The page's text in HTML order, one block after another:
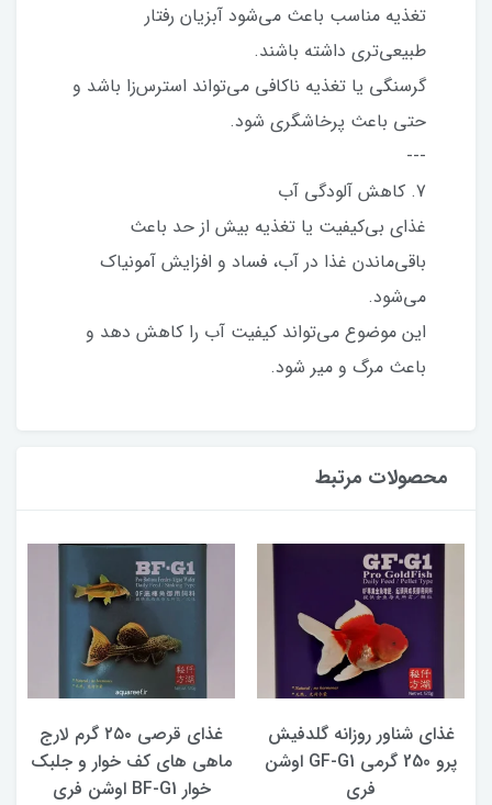
تغذیه مناسب باعث می‌شود آبزیان رفتار
طبیعی‌تری داشته باشند.
گرسنگی یا تغذیه ناکافی می‌تواند استرس‌زا باشد و
حتی باعث پرخاشگری شود.
---
7. کاهش آلودگی آب
غذای بی‌کیفیت یا تغذیه بیش از حد باعث
باقی‌ماندن غذا در آب، فساد و افزایش آمونیاک
می‌شود.
این موضوع می‌تواند کیفیت آب را کاهش دهد و
باعث مرگ و میر شود.
محصولات مرتبط
غذای شناور روزانه گلدفیش
پرو 250 گرمی GF-G1 اوشن
فری
غذای قرصی ۲۵۰ گرم لارج
ماهی های کف خوار و جلبک
خوار BF-G1 اوشن فری